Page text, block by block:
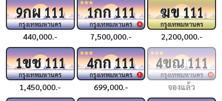
9กผ111
กรุงเทพมหานคร
440,000.-
6
1กก111
กรุงเทพมหานคร
7,500,000.-
ฆข111
กรุงเทพมหานคร
2,200,000.-
1ขช111
กรุงเทพมหานคร
1,450,000.-
9
4กก111
กรุงเทพมหานคร
699,000.-
14
4ขณ111
กรุงเทพมหานคร
จองแล้ว